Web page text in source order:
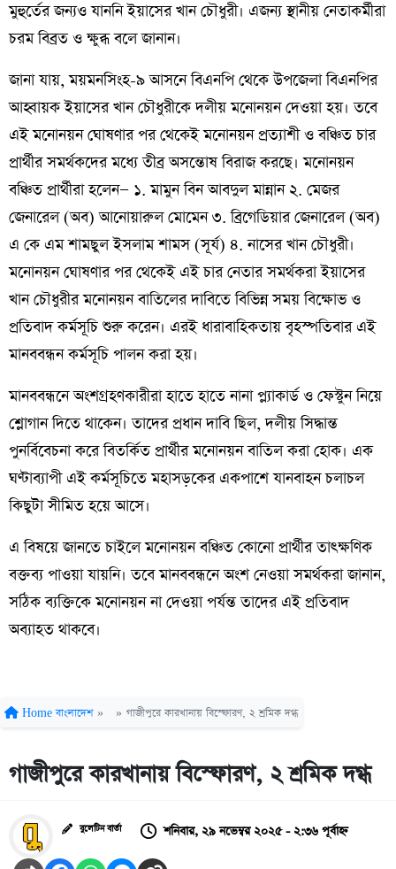
মুহুর্তের জন্যও যাননি ইয়াসের খান চৌধুরী। এজন্য স্থানীয় নেতাকর্মীরা
চরম বিব্রত ও ক্ষুব্ধ বলে জানান।
জানা যায়, ময়মনসিংহ-৯ আসনে বিএনপি থেকে উপজেলা বিএনপির
আহ্বায়ক ইয়াসের খান চৌধুরীকে দলীয় মনোনয়ন দেওয়া হয়। তবে
এই মনোনয়ন ঘোষণার পর থেকেই মনোনয়ন প্রত্যাশী ও বঞ্চিত চার
প্রার্থীর সমর্থকদের মধ্যে তীব্র অসন্তোষ বিরাজ করছে। মনোনয়ন
বঞ্চিত প্রার্থীরা হলেন— ১. মামুন বিন আবদুল মান্নান ২. মেজর
জেনারেল (অব) আনোয়ারুল মোমেন ৩. ব্রিগেডিয়ার জেনারেল (অব)
এ কে এম শামছুল ইসলাম শামস (সূর্য) ৪. নাসের খান চৌধুরী।
মনোনয়ন ঘোষণার পর থেকেই এই চার নেতার সমর্থকরা ইয়াসের
খান চৌধুরীর মনোনয়ন বাতিলের দাবিতে বিভিন্ন সময় বিক্ষোভ ও
প্রতিবাদ কর্মসূচি শুরু করেন। এরই ধারাবাহিকতায় বৃহস্পতিবার এই
মানববন্ধন কর্মসূচি পালন করা হয়।
মানববন্ধনে অংশগ্রহণকারীরা হাতে হাতে নানা প্ল্যাকার্ড ও ফেস্টুন নিয়ে
শ্লোগান দিতে থাকেন। তাদের প্রধান দাবি ছিল, দলীয় সিদ্ধান্ত
পুনর্বিবেচনা করে বিতর্কিত প্রার্থীর মনোনয়ন বাতিল করা হোক। এক
ঘণ্টাব্যাপী এই কর্মসূচিতে মহাসড়কের একপাশে যানবাহন চলাচল
কিছুটা সীমিত হয়ে আসে।
এ বিষয়ে জানতে চাইলে মনোনয়ন বঞ্চিত কোনো প্রার্থীর তাৎক্ষণিক
বক্তব্য পাওয়া যায়নি। তবে মানববন্ধনে অংশ নেওয়া সমর্থকরা জানান,
সঠিক ব্যক্তিকে মনোনয়ন না দেওয়া পর্যন্ত তাদের এই প্রতিবাদ
অব্যাহত থাকবে।
Home বাংলাদেশ » » গাজীপুরে কারখানায় বিস্ফোরণ, ২ শ্রমিক দগ্ধ
গাজীপুরে কারখানায় বিস্ফোরণ, ২ শ্রমিক দগ্ধ
বুলেটিন বার্তা শনিবার, ২৯ নভেম্বর ২০২৫ - ২:৩৬ পূর্বাহ্ন